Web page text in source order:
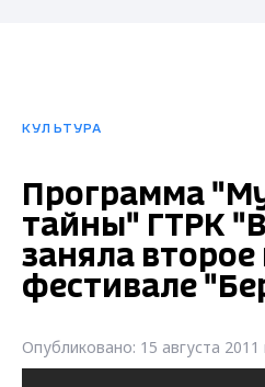
КУЛЬТУРА
Программа
тайны" ГТРК
заняла второе
фестивале
Опубликовано: 15 августа 2011